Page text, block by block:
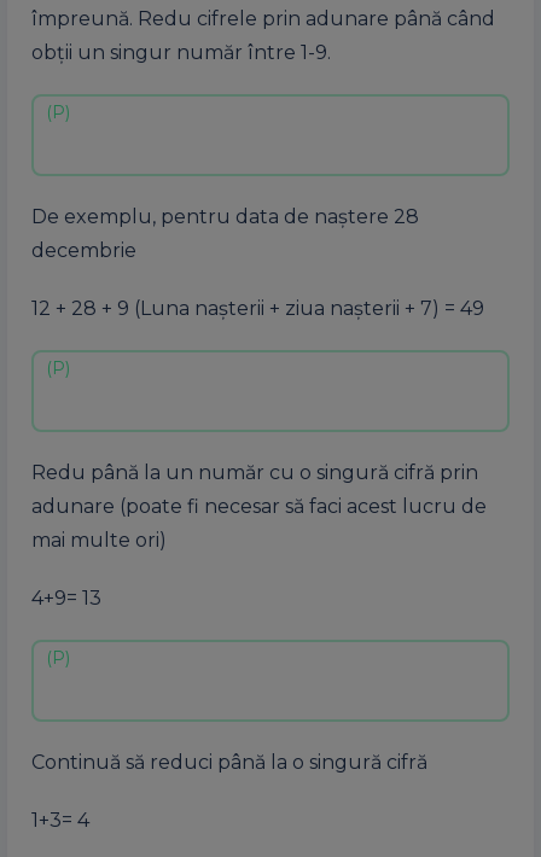
împreună. Redu cifrele prin adunare până când
obții un singur număr între 1-9.
De exemplu, pentru data de naștere 28
decembrie
12 + 28 + 9 (Luna nașterii + ziua nașterii + 7) = 49
Redu până la un număr cu o singură cifră prin
adunare (poate fi necesar să faci acest lucru de
mai multe ori)
4+9= 13
Continuă să reduci până la o singură cifră
1+3= 4